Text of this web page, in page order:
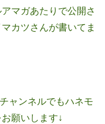
マガあたりで公開さ
カツさんが書いてま
ャンネルでもハネモ
願いします↓